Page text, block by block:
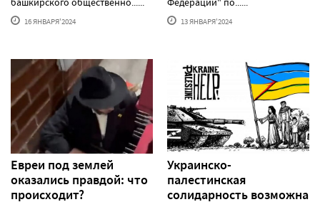
16 ЯНВАРЯ'2024 13 ЯНВАРЯ'2024
Евреи под землей
оказались правдой: что
происходит?
Украинско-
палестинская
солидарность возможна